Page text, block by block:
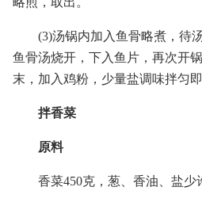
(3)汤锅内加入鱼骨略煮，待
鱼骨汤烧开，下入鱼片，再次开
末，加入鸡粉，少量盐调味拌匀即
拌香菜
原料
香菜450克，葱、香油、盐少